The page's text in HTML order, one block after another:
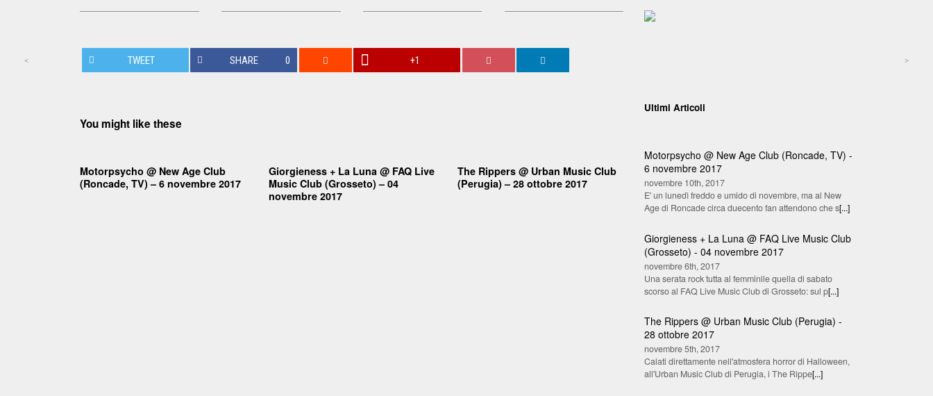
< >
TWEET SHARE 0 +1
You might like these
Motorpsycho @ New Age Club
(Roncade, TV) – 6 novembre 2017
Giorgieness + La Luna @ FAQ Live
Music Club (Grosseto) – 04
novembre 2017
The Rippers @ Urban Music Club
(Perugia) – 28 ottobre 2017
Ultimi Articoli
Motorpsycho @ New Age Club (Roncade, TV) -
6 novembre 2017
novembre 10th, 2017
E' un lunedì freddo e umido di novembre, ma al New
Age di Roncade circa duecento fan attendono che s[...]
Giorgieness + La Luna @ FAQ Live Music Club
(Grosseto) - 04 novembre 2017
novembre 6th, 2017
Una serata rock tutta al femminile quella di sabato
scorso al FAQ Live Music Club di Grosseto: sul p[...]
The Rippers @ Urban Music Club (Perugia) -
28 ottobre 2017
novembre 5th, 2017
Calati direttamente nell'atmosfera horror di Halloween,
all'Urban Music Club di Perugia, i The Rippe[...]